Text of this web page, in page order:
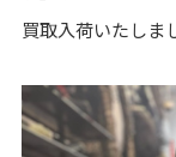
買取入荷いたしま